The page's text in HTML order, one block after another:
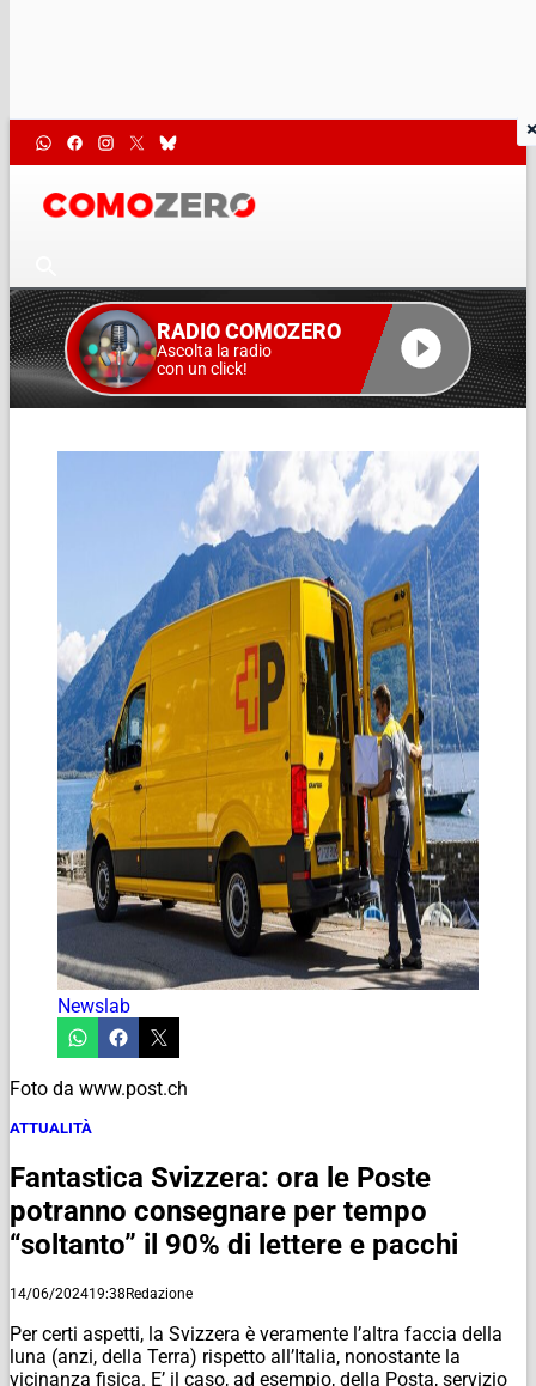
RADIO COMOZERO
Ascolta la radio
con un click!
Newslab
Foto da www.post.ch
ATTUALITÀ
Fantastica Svizzera: ora le Poste
potranno consegnare per tempo
“soltanto” il 90% di lettere e pacchi
14/06/202419:38Redazione
Per certi aspetti, la Svizzera è veramente l’altra faccia della
luna (anzi, della Terra) rispetto all’Italia, nonostante la
vicinanza fisica. E’ il caso, ad esempio, della Posta, servizio